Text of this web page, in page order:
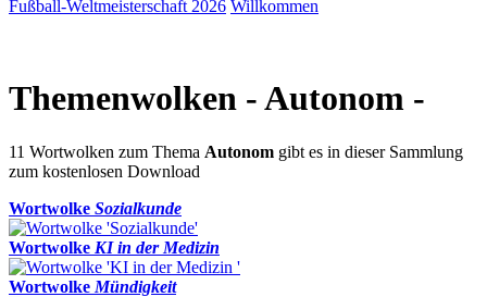
Fußball-Weltmeisterschaft 2026 Willkommen
Themenwolken - Autonom -
11 Wortwolken zum Thema Autonom gibt es in dieser Sammlung
zum kostenlosen Download
Wortwolke Sozialkunde
Wortwolke KI in der Medizin
Wortwolke Mündigkeit